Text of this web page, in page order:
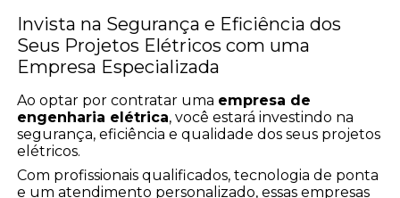
Invista na Segurança e Eficiência dos
Seus Projetos Elétricos com uma
Empresa Especializada
Ao optar por contratar uma empresa de
engenharia elétrica, você estará investindo na
segurança, eficiência e qualidade dos seus projetos
elétricos.
Com profissionais qualificados, tecnologia de ponta
e um atendimento personalizado, essas empresas